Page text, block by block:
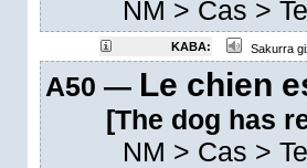
NM > Cas >
KABA: Sakurra
A50 — Le chien
[The dog has
NM > Cas >